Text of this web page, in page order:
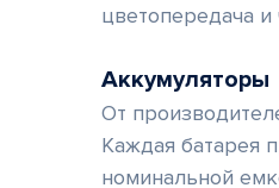
цветопередача и
Аккумуляторы
От
Каждая батарея
номинальной